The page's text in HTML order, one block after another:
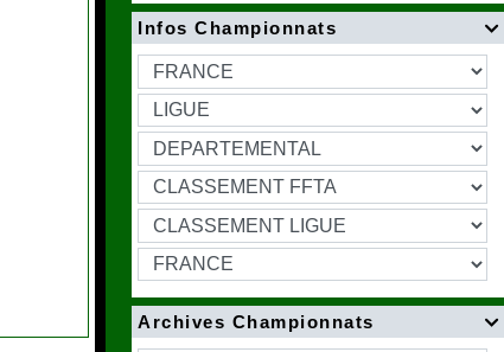

Infos Championnats

Archives Championnats